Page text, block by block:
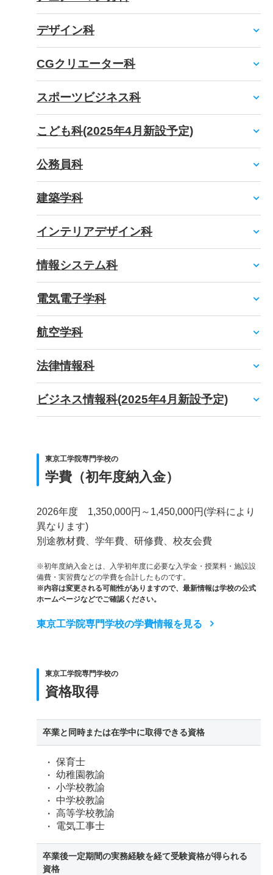
デザイン科
CGクリエーター科
スポーツビジネス科
こども科(2025年4月新設予定)
公務員科
建築学科
インテリアデザイン科
情報システム科
電気電子学科
航空学科
法律情報科
ビジネス情報科(2025年4月新設予定)
東京工学院専門学校の
学費（初年度納入金）
2026年度 1,350,000円～1,450,000円(学科により
異なります)
別途教材費、学年費、研修費、校友会費
※初年度納入金とは、入学初年度に必要な入学金・授業料・施設設
備費・実習費などの学費を合計したものです。
※内容は変更される可能性がありますので、最新情報は学校の公式
ホームページなどでご確認ください。
東京工学院専門学校の学費情報を見る
東京工学院専門学校の
資格取得
卒業と同時または在学中に取得できる資格
保育士
幼稚園教諭
小学校教諭
中学校教諭
高等学校教諭
電気工事士
卒業後一定期間の実務経験を経て受験資格が得られる
資格